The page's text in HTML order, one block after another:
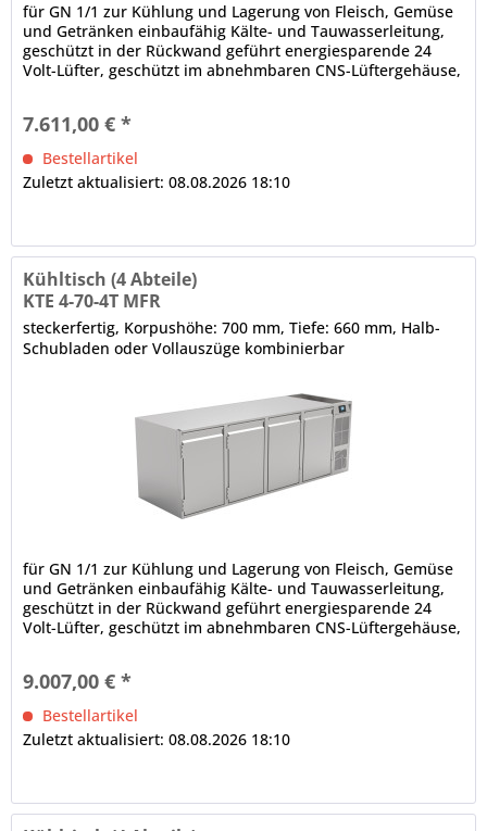
für GN 1/1 zur Kühlung und Lagerung von Fleisch, Gemüse
und Getränken einbaufähig Kälte- und Tauwasserleitung,
geschützt in der Rückwand geführt energiesparende 24
Volt-Lüfter, geschützt im abnehmbaren CNS-Lüftergehäuse,
Ladenblätter, selbstschließend, Scharnier für...
7.611,00 € *
Bestellartikel
Zuletzt aktualisiert: 08.08.2026 18:10
Kühltisch (4 Abteile)
KTE 4-70-4T MFR
steckerfertig, Korpushöhe: 700 mm, Tiefe: 660 mm, Halb-
Schubladen oder Vollauszüge kombinierbar
für GN 1/1 zur Kühlung und Lagerung von Fleisch, Gemüse
und Getränken einbaufähig Kälte- und Tauwasserleitung,
geschützt in der Rückwand geführt energiesparende 24
Volt-Lüfter, geschützt im abnehmbaren CNS-Lüftergehäuse,
Ladenblätter, selbstschließend, Scharnier für...
9.007,00 € *
Bestellartikel
Zuletzt aktualisiert: 08.08.2026 18:10